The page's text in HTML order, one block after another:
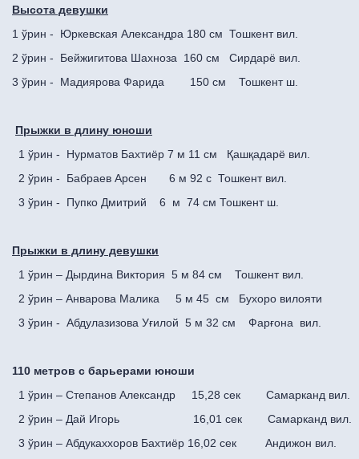
Высота девушки
1 ўрин - Юркевская Александра 180 см Тошкент вил.
2 ўрин - Бейжигитова Шахноза 160 см Сирдарё вил.
3 ўрин - Мадиярова Фарида 150 см Тошкент ш.
Прыжки в длину юноши
1 ўрин - Нурматов Бахтиёр 7 м 11 см Қашқадарё вил.
2 ўрин - Бабраев Арсен 6 м 92 с Тошкент вил.
3 ўрин - Пупко Дмитрий 6 м 74 см Тошкент ш.
Прыжки в длину девушки
1 ўрин – Дырдина Виктория 5 м 84 см Тошкент вил.
2 ўрин – Анварова Малика 5 м 45 см Бухоро вилояти
3 ўрин - Абдулазизова Уғилой 5 м 32 см Фарғона вил.
110 метров с барьерами юноши
1 ўрин – Степанов Александр 15,28 сек Самарканд вил.
2 ўрин – Дай Игорь 16,01 сек Самарканд вил.
3 ўрин – Абдукаххоров Бахтиёр 16,02 сек Андижон вил.